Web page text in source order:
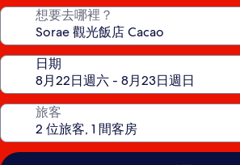
想要去哪裡？
日期
旅客